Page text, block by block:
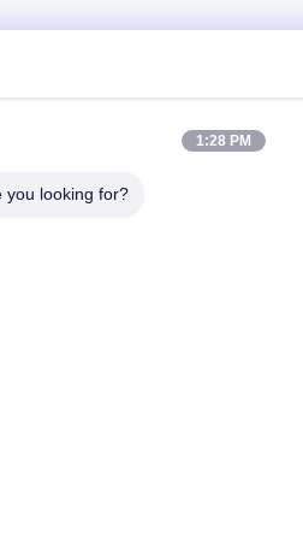
1:28 PM
you looking for?